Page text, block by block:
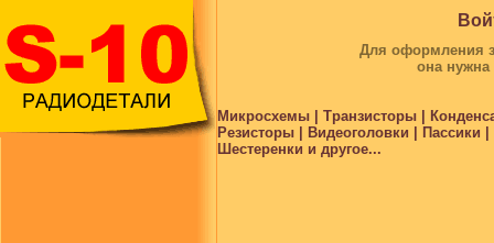
Для оформления
она
Микросхемы | Транзисторы |
Резисторы | Видеоголовки |
Шестеренки и другое...